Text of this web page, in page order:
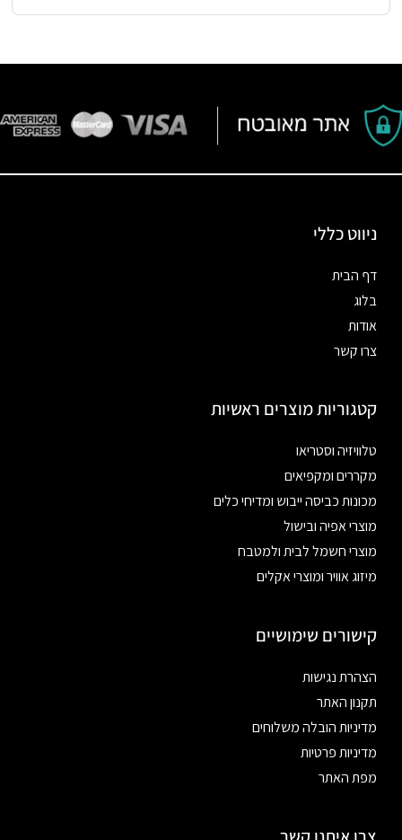
ניווט כללי
דף הבית
בלוג
אודות
צרו קשר
קטגוריות מוצרים ראשיות
טלוויזיה וסטריאו
מקררים ומקפיאים
מכונות כביסה ייבוש ומדיחי כלים
מוצרי אפיה ובישול
מוצרי חשמל לבית ולמטבח
מיזוג אוויר ומוצרי אקלים
קישורים שימושיים
הצהרת נגישות
תקנון האתר
מדיניות הובלה משלוחים
מדיניות פרטיות
מפת האתר